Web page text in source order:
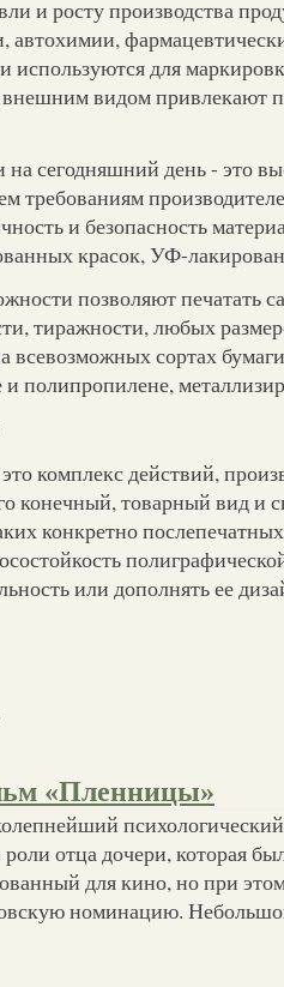
и росту производства
автохимии,
используются для
внешним видом привлекают
сегодняшний день - это
требованиям
и безопасность
красок, УФ-
позволяют печатать
тиражности, любых
всевозможных сортах
полипропилене,
комплекс действий,
конечный, товарный вид и
конкретно
или дополнять ее
«Пленницы»
отца дочери, которая
для кино, но при
номинацию.